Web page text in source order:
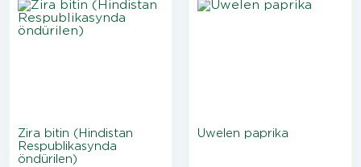
Zira bitin (Hindistan
Respublikasynda
öndürilen)
Üwelen paprika